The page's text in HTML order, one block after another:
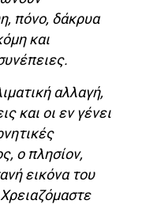
πόνο, δάκρυα
και
αλλαγή,
και οι εν γένει
ο πλησίον,
εικόνα του